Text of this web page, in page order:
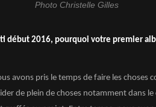
Photo Christelle Gilles
début 2016, pourquoi votre premier
avons pris le temps de faire les choses
de plein de choses notamment dans le